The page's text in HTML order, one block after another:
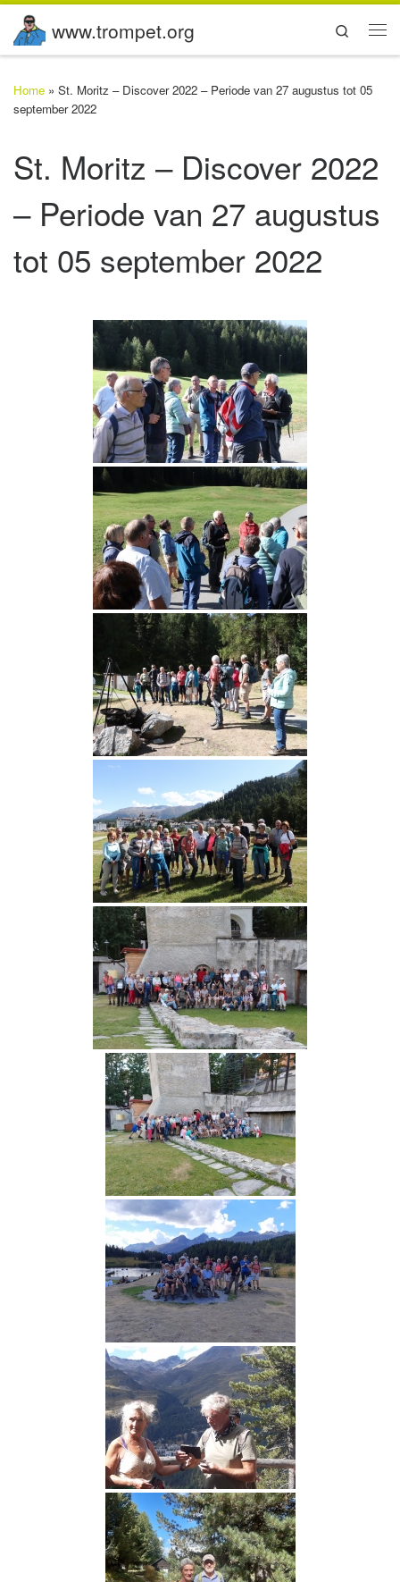
Ga naar inhoud
www.trompet.org
Search
Home » St. Moritz – Discover 2022 – Periode van 27 augustus tot 05
september 2022
St. Moritz – Discover 2022
– Periode van 27 augustus
tot 05 september 2022